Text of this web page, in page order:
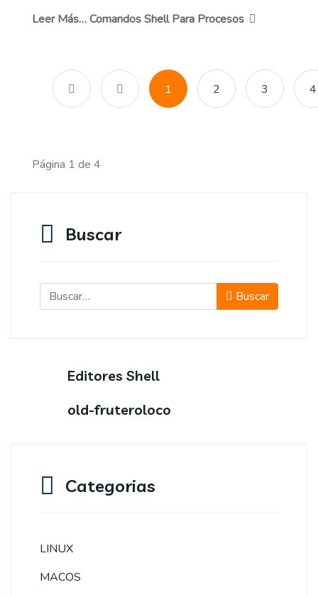
Leer Más… Comandos Shell Para Procesos
1 2 3 4
Página 1 de 4
Buscar
Buscar Buscar
Editores Shell
old-fruteroloco
Categorias
LINUX
MACOS